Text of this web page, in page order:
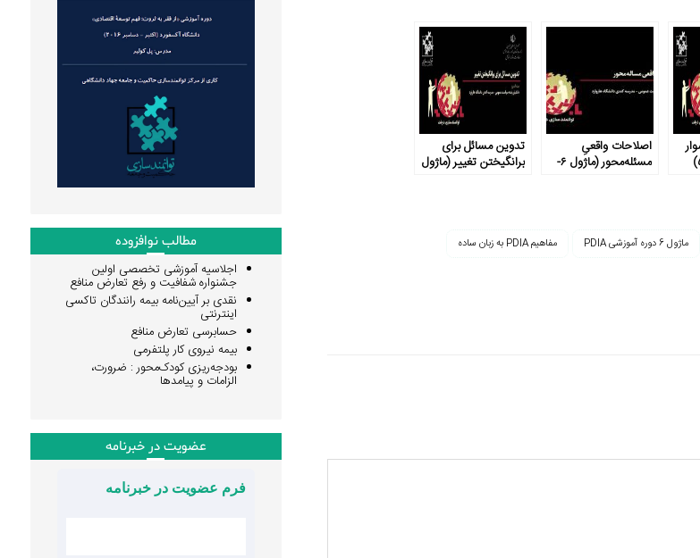
اصلاحات واقعیِ
مسئله‌محور (ماژول ۶-
تدوین مسائل برای
برانگیختن تغییر (ماژول
ماژول 6 دوره آموزشی PDIA مفاهیم PDIA به زبان ساده
مطالب نوافزوده
اجلاسیه آموزشی تخصصی اولین
جشنواره شفافیت و رفع تعارض منافع
نقدی بر آیین‌نامه بیمه رانندگان تاکسی
اینترنتی
حسابرسی تعارض منافع
بیمه نیروی کار پلتفرمی
بودجه‌ریزی کودک‌محور : ضرورت،
الزامات و پیامدها
عضویت در خبرنامه
فرم عضویت در خبرنامه